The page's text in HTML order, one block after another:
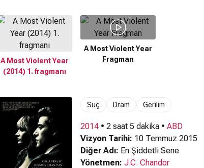
A Most Violent Year
(2014) 1. fragmanı
A Most Violent Year
Fragman
Suç Dram Gerilim
2014 • 2 saat 5 dakika • ABD
Vizyon Tarihi: 10 Temmuz 2015
Diğer Adı: En Şiddetli Sene
Yönetmen: J.C. Chandor